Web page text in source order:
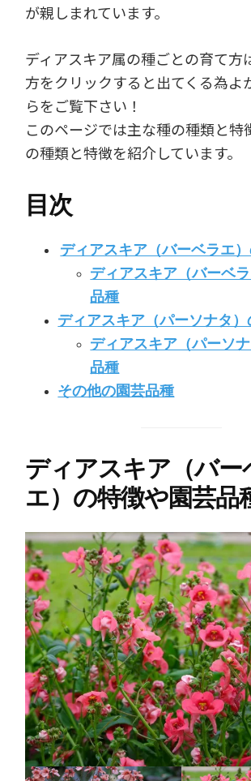
が親しまれています。
ディアスキア属の種ごとの育て方
方をクリックすると出てくる為よ
らをご覧下さい！
このページでは主な種の種類と特
の種類と特徴を紹介しています。
目次
ディアスキア（バーベラエ
ディアスキア（バーベ
品種
ディアスキア（パーソナタ）
ディアスキア（パーソ
品種
その他の園芸品種
ディアスキア（バー
エ）の特徴や園芸品